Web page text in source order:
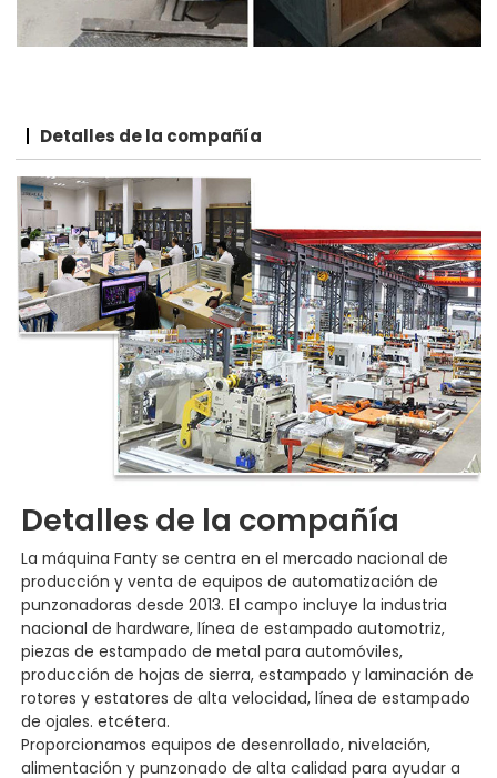
Detalles de la compañía
Detalles de la compañía
La máquina Fanty se centra en el mercado nacional de
producción y venta de equipos de automatización de
punzonadoras desde 2013. El campo incluye la industria
nacional de hardware, línea de estampado automotriz,
piezas de estampado de metal para automóviles,
producción de hojas de sierra, estampado y laminación de
rotores y estatores de alta velocidad, línea de estampado
de ojales. etcétera.
Proporcionamos equipos de desenrollado, nivelación,
alimentación y punzonado de alta calidad para ayudar a